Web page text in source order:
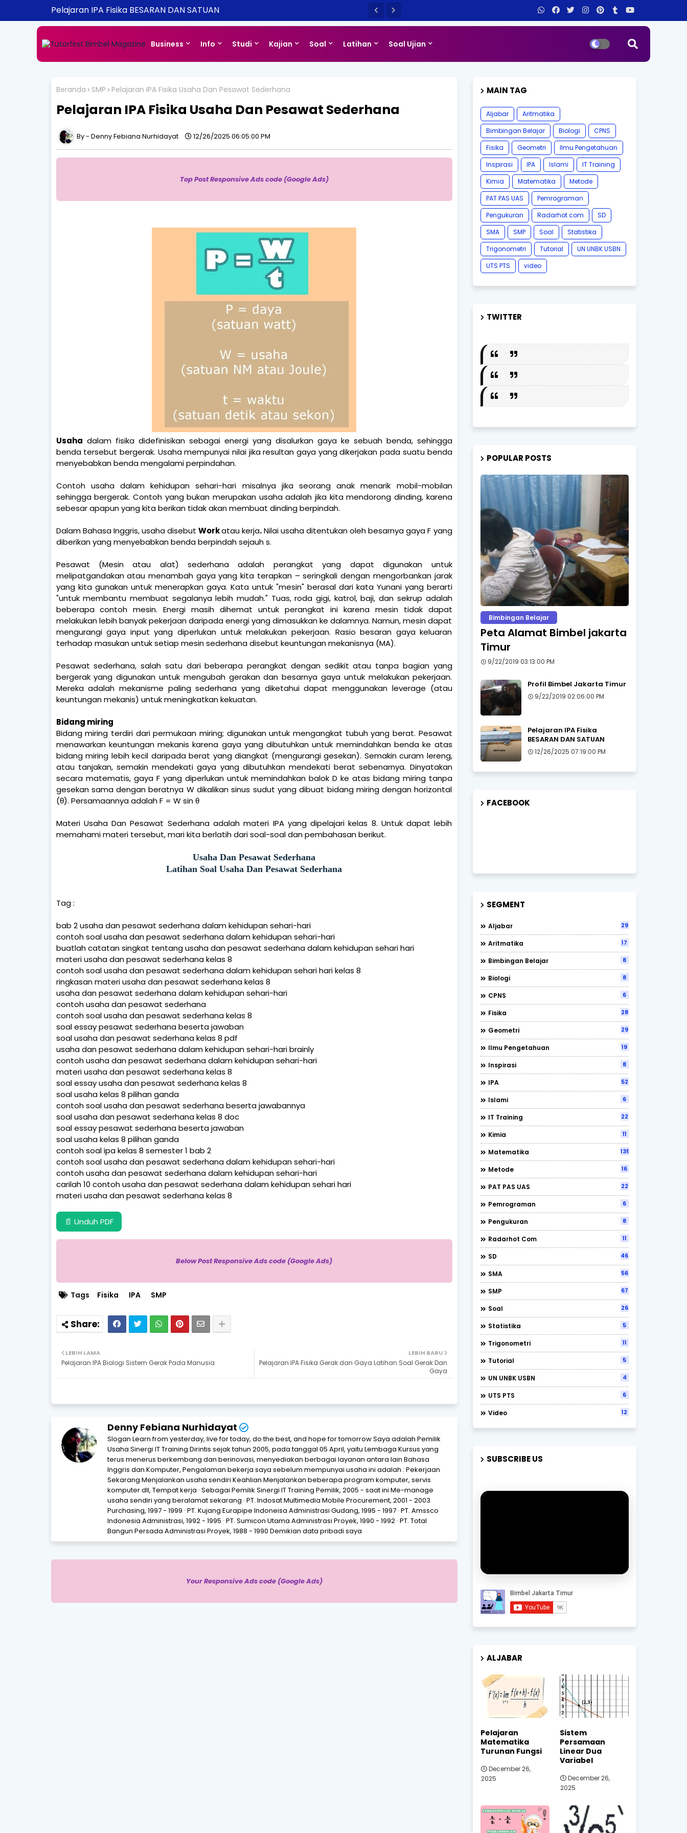
Pelajaran IPA Fisika BESARAN DAN SATUAN
Business Info Studi Kajian Soal Latihan Soal Ujian
Beranda SMP Pelajaran IPA Fisika Usaha Dan Pesawat Sederhana
Pelajaran IPA Fisika Usaha Dan Pesawat Sederhana
Denny Febiana Nurhidayat 12/26/2025 06:05:00 PM
Top Post Responsive Ads code (Google Ads)
Usaha dalam fisika didefinisikan sebagai energi yang disalurkan gayake sebuah benda, sehingga
benda tersebut bergerak. Usaha mempunyai nilai jika resultan gaya yang dikerjakan pada suatu benda
menyebabkan benda mengalami perpindahan.
Contoh usaha dalam kehidupan sehari-hari misalnya jika seorang anak menarik mobil-mobilan
sehingga bergerak. Contoh yang bukan merupakan usaha adalah jika kita mendorong dinding, karena
sebesar apapun yang kita berikan tidak akan membuat dinding berpindah.
Dalam Bahasa Inggris, usaha disebutWorkatau kerja.Nilai usaha ditentukan oleh besarnya gaya F yang
diberikan yang menyebabkan benda berpindah sejauh s.
Pesawat (Mesin atau alat) sederhana adalah perangkat yang dapat digunakan untuk
melipatgandakan atau menambah gaya yang kita terapkan – seringkali dengan mengorbankan jarak
yang kita gunakan untuk menerapkan gaya. Kata untuk "mesin" berasal dari kata Yunani yang berarti
"untuk membantu membuat segalanya lebih mudah." Tuas, roda gigi, katrol, baji, dan sekrup adalah
beberapa contoh mesin. Energi masih dihemat untuk perangkat ini karena mesin tidak dapat
melakukan lebih banyak pekerjaan daripada energi yang dimasukkan ke dalamnya. Namun, mesin dapat
mengurangi gaya input yang diperlukan untuk melakukan pekerjaan. Rasio besaran gaya keluaran
terhadap masukan untuk setiap mesin sederhana disebut keuntungan mekanisnya (MA).
Pesawat sederhana, salah satu dari beberapa perangkat dengan sedikit atau tanpa bagian yang
bergerak yang digunakan untuk mengubah gerakan dan besarnya gaya untuk melakukan pekerjaan.
Mereka adalah mekanisme paling sederhana yang diketahui dapat menggunakan leverage (atau
keuntungan mekanis) untuk meningkatkan kekuatan.
Bidang miring
Bidang miring terdiri dari permukaan miring; digunakan untuk mengangkat tubuh yang berat. Pesawat
menawarkan keuntungan mekanis karena gaya yang dibutuhkan untuk memindahkan benda ke atas
bidang miring lebih kecil daripada berat yang diangkat (mengurangi gesekan). Semakin curam lereng,
atau tanjakan, semakin mendekati gaya yang dibutuhkan mendekati berat sebenarnya. Dinyatakan
secara matematis, gaya F yang diperlukan untuk memindahkan balok D ke atas bidang miring tanpa
gesekan sama dengan beratnya W dikalikan sinus sudut yang dibuat bidang miring dengan horizontal
(θ). Persamaannya adalah F = W sin θ
Materi Usaha Dan Pesawat Sederhana adalah materi IPA yang dipelajari kelas 8. Untuk dapat lebih
memahami materi tersebut, mari kita berlatih dari soal-soal dan pembahasan berikut.
Usaha Dan Pesawat Sederhana
Latihan Soal Usaha Dan Pesawat Sederhana
Tag :
bab 2 usaha dan pesawat sederhana dalam kehidupan sehari-hari
contoh soal usaha dan pesawat sederhana dalam kehidupan sehari-hari
buatlah catatan singkat tentang usaha dan pesawat sederhana dalam kehidupan sehari hari
materi usaha dan pesawat sederhana kelas 8
contoh soal usaha dan pesawat sederhana dalam kehidupan sehari hari kelas 8
ringkasan materi usaha dan pesawat sederhana kelas 8
usaha dan pesawat sederhana dalam kehidupan sehari-hari
contoh usaha dan pesawat sederhana
contoh soal usaha dan pesawat sederhana kelas 8
soal essay pesawat sederhana beserta jawaban
soal usaha dan pesawat sederhana kelas 8 pdf
usaha dan pesawat sederhana dalam kehidupan sehari-hari brainly
contoh usaha dan pesawat sederhana dalam kehidupan sehari-hari
materi usaha dan pesawat sederhana kelas 8
soal essay usaha dan pesawat sederhana kelas 8
soal usaha kelas 8 pilihan ganda
contoh soal usaha dan pesawat sederhana beserta jawabannya
soal usaha dan pesawat sederhana kelas 8 doc
soal essay pesawat sederhana beserta jawaban
soal usaha kelas 8 pilihan ganda
contoh soal ipa kelas 8 semester 1 bab 2
contoh soal usaha dan pesawat sederhana dalam kehidupan sehari-hari
contoh usaha dan pesawat sederhana dalam kehidupan sehari-hari
carilah 10 contoh usaha dan pesawat sederhana dalam kehidupan sehari hari
materi usaha dan pesawat sederhana kelas 8
📄 Unduh PDF
Below Post Responsive Ads code (Google Ads)
Tags Fisika IPA SMP
LEBIH BARU
Pelajaran IPA Fisika Gerak dan Gaya Latihan Soal Gerak Dan
Gaya
LEBIH LAMA
Pelajaran IPA Biologi Sistem Gerak Pada Manusia
Denny Febiana Nurhidayat
Slogan Learn from yesterday, live for today, do the best, and hope for tomorrow Saya adalah Pemilik
Usaha Sinergi IT Training Dirintis sejak tahun 2005, pada tanggal 05 April, yaitu Lembaga Kursus yang
terus menerus berkembang dan berinovasi, menyediakan berbagai layanan antara lain Bahasa
Inggris dan Komputer, Pengalaman bekerja saya sebelum mempunyai usaha ini adalah : Pekerjaan
Sekarang Menjalankan usaha sendiri Keahlian Menjalankan beberapa program komputer, servis
komputer dll, Tempat kerja · Sebagai Pemilik Sinergi IT Training Pemilik, 2005 - saat ini Me-manage
usaha sendiri yang beralamat sekarang · PT. Indosat Multimedia Mobile Procurement, 2001 - 2003
Purchasing, 1997 - 1999 · PT. Kujang Eurapipe Indoneisa Administrasi Gudang, 1995 - 1997 · PT. Amssco
Indonesia Administrasi, 1992 - 1995 · PT. Sumicon Utama Administrasi Proyek, 1990 - 1992 · PT. Total
Bangun Persada Administrasi Proyek, 1988 - 1990 Demikian data pribadi saya
Your Responsive Ads code (Google Ads)
MAIN TAG
Aljabar
Aritmatika
Bimbingan Belajar
Biologi
CPNS
Fisika
Geometri
Ilmu Pengetahuan
Inspirasi
IPA Islami
IT Training
Kimia
Matematika
Metode
PAT PAS UAS
Pemrograman
Pengukuran
Radarhot com
SD
SMA
SMP Soal
Statistika
Trigonometri
Tutorial
UN UNBK USBN
UTS PTS
video
TWITTER
POPULAR POSTS
Bimbingan Belajar
Peta Alamat Bimbel jakarta
Timur
9/22/2019 03:13:00 PM
Profil Bimbel Jakarta Timur
9/22/2019 02:06:00 PM
Pelajaran IPA Fisika
BESARAN DAN SATUAN
12/26/2025 07:19:00 PM
FACEBOOK
SEGMENT
Aljabar 29
Aritmatika 17
Bimbingan Belajar 8
Biologi 8
CPNS 6
Fisika 28
Geometri 29
Ilmu Pengetahuan 19
Inspirasi 8
IPA 52
Islami 6
IT Training 22
Kimia 11
Matematika 135
Metode 16
PAT PAS UAS 22
Pemrograman 6
Pengukuran 8
Radarhot Com 11
SD 46
SMA 56
SMP 67
Soal 26
Statistika 5
Trigonometri 11
Tutorial 5
UN UNBK USBN 4
UTS PTS 6
Video 12
SUBSCRIBE US
ALJABAR
Pelajaran
Matematika
Turunan Fungsi
December 26,
2025
Sistem
Persamaan
Linear Dua
Variabel
December 26,
2025